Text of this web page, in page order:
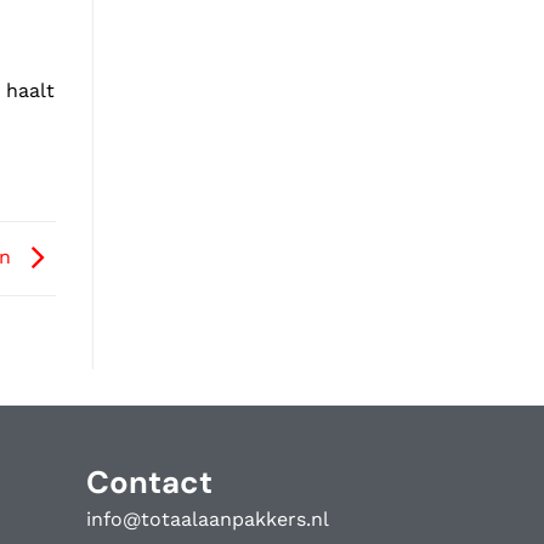
haalt
Contact
info@totaalaanpakkers.nl